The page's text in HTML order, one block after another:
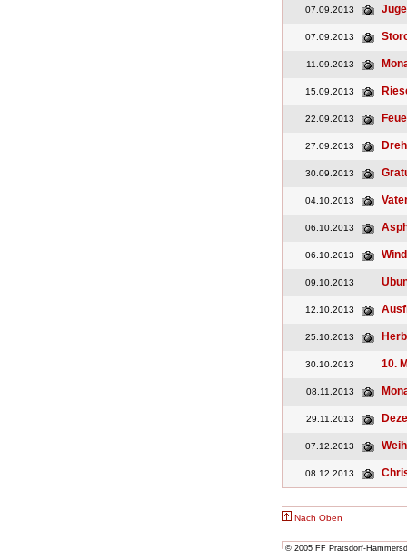
07.09.2013
07.09.2013
11.09.2013
15.09.2013
22.09.2013
27.09.2013
30.09.2013
04.10.2013
06.10.2013
06.10.2013
09.10.2013
12.10.2013
25.10.2013
30.10.2013 10.
08.11.2013
29.11.2013
07.12.2013
08.12.2013
Nach Oben
© 2005 FF Pratsdorf-